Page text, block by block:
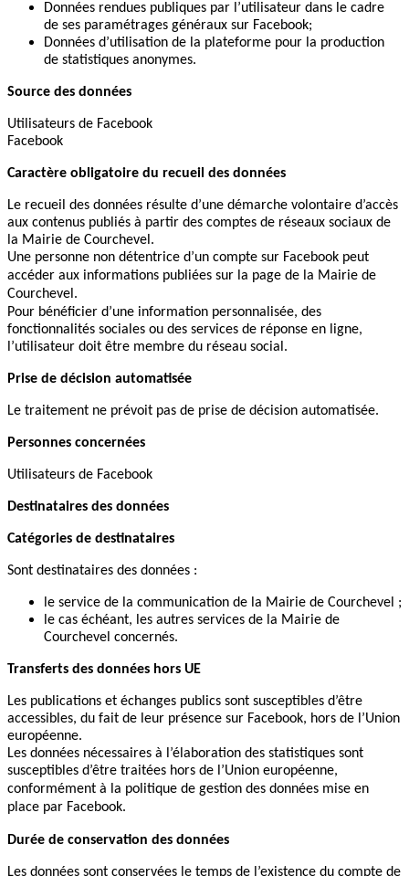
Données rendues publiques par l’utilisateur dans le cadre
de ses paramétrages généraux sur Facebook;
Données d’utilisation de la plateforme pour la production
de statistiques anonymes.
Source des données
Utilisateurs de Facebook
Facebook
Caractère obligatoire du recueil des données
Le recueil des données résulte d’une démarche volontaire d’accès
aux contenus publiés à partir des comptes de réseaux sociaux de
la Mairie de Courchevel.
Une personne non détentrice d’un compte sur Facebook peut
accéder aux informations publiées sur la page de la Mairie de
Courchevel.
Pour bénéficier d’une information personnalisée, des
fonctionnalités sociales ou des services de réponse en ligne,
l’utilisateur doit être membre du réseau social.
Prise de décision automatisée
Le traitement ne prévoit pas de prise de décision automatisée.
Personnes concernées
Utilisateurs de Facebook
Destinataires des données
Catégories de destinataires
Sont destinataires des données :
le service de la communication de la Mairie de Courchevel ;
le cas échéant, les autres services de la Mairie de
Courchevel concernés.
Transferts des données hors UE
Les publications et échanges publics sont susceptibles d’être
accessibles, du fait de leur présence sur Facebook, hors de l’Union
européenne.
Les données nécessaires à l’élaboration des statistiques sont
susceptibles d’être traitées hors de l’Union européenne,
conformément à la politique de gestion des données mise en
place par Facebook.
Durée de conservation des données
Les données sont conservées le temps de l’existence du compte de